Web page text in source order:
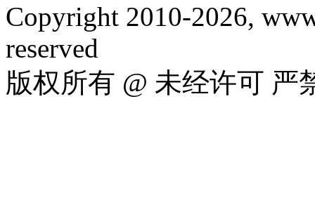
Copyright 2010-2026,
reserved
版权所有 @ 未经许可 严